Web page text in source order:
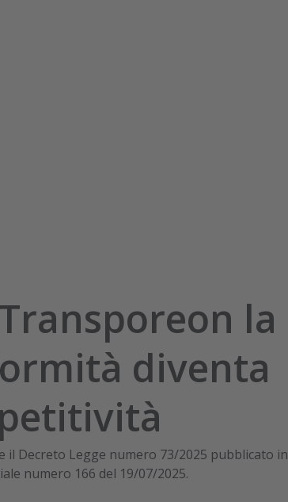
la
diventa
il Decreto Legge numero 73/2025 pubblicato in
numero 166 del 19/07/2025.